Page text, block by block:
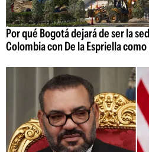
Por qué Bogotá dejará de ser la
Colombia con De la Espriella